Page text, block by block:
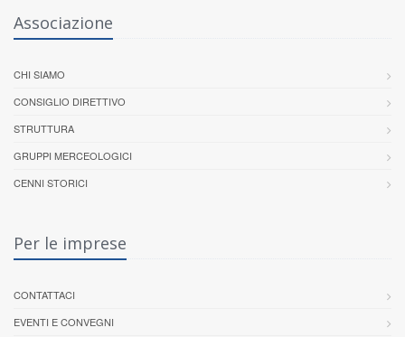
Associazione
CHI SIAMO
CONSIGLIO DIRETTIVO
STRUTTURA
GRUPPI MERCEOLOGICI
CENNI STORICI
Per le imprese
CONTATTACI
EVENTI E CONVEGNI